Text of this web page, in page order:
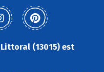
(13015) est